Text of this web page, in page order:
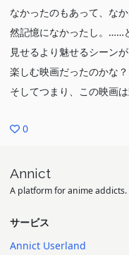
なかったのもあって、な
然記憶になかったし。……
見せるより魅せるシーン
楽しむ映画だったのかな？
そしてつまり、この映画
0
Annict
A platform for anime addicts.
サービス
Annict Userland